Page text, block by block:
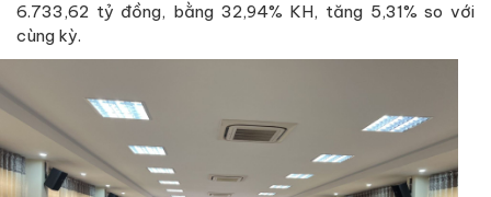
6.733,62 tỷ đồng, bằng 32,94% KH, tăng 5,31% so với
cùng kỳ.